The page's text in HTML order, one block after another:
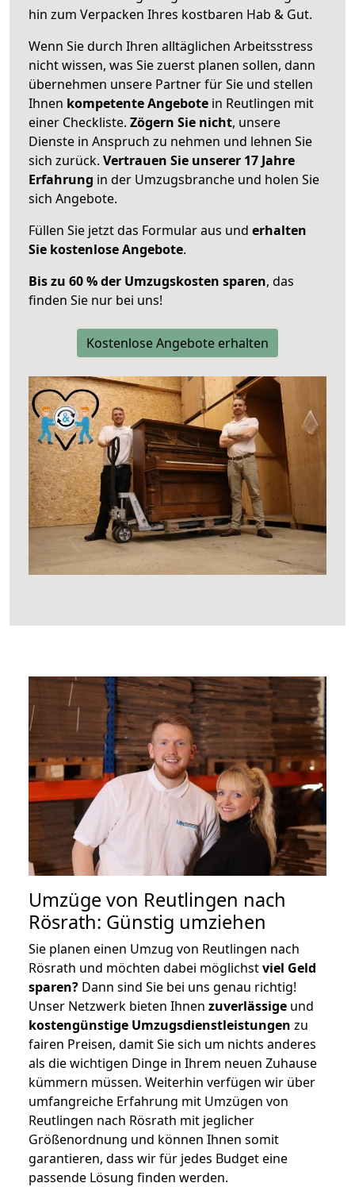
hin zum Verpacken Ihres kostbaren Hab & Gut.
Wenn Sie durch Ihren alltäglichen Arbeitsstress
nicht wissen, was Sie zuerst planen sollen, dann
übernehmen unsere Partner für Sie und stellen
Ihnen kompetente Angebote in Reutlingen mit
einer Checkliste. Zögern Sie nicht, unsere
Dienste in Anspruch zu nehmen und lehnen Sie
sich zurück. Vertrauen Sie unserer 17 Jahre
Erfahrung in der Umzugsbranche und holen Sie
sich Angebote.
Füllen Sie jetzt das Formular aus und erhalten
Sie kostenlose Angebote.
Bis zu 60 % der Umzugskosten sparen, das
finden Sie nur bei uns!
Kostenlose Angebote erhalten
Umzüge von Reutlingen nach
Rösrath: Günstig umziehen
Sie planen einen Umzug von Reutlingen nach
Rösrath und möchten dabei möglichstviel Geld
sparen? Dann sind Sie bei uns genau richtig!
Unser Netzwerk bieten Ihnen zuverlässige und
kostengünstige Umzugsdienstleistungen zu
fairen Preisen, damit Sie sich um nichts anderes
als die wichtigen Dinge in Ihrem neuen Zuhause
kümmern müssen. Weiterhin verfügen wir über
umfangreiche Erfahrung mit Umzügen von
Reutlingen nach Rösrath mit jeglicher
Größenordnung und können Ihnen somit
garantieren, dass wir für jedes Budget eine
passende Lösung finden werden.